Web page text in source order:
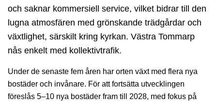
och saknar kommersiell service, vilket bidrar till den
lugna atmosfären med grönskande trädgårdar och
växtlighet, särskilt kring kyrkan. Västra Tommarp
nås enkelt med kollektivtrafik.
Under de senaste fem åren har orten växt med flera nya
bostäder och invånare. För att fortsätta utvecklingen
föreslås 5–10 nya bostäder fram till 2028, med fokus på